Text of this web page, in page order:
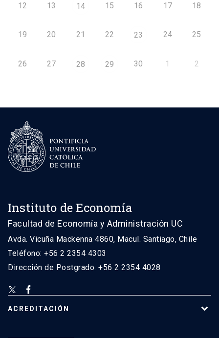
12 13 14 15 16 17 18
19 20 21 22 23 24 25
26 27 28 29 30 1 2
Instituto de Economía
Facultad de Economía y Administración UC
Avda. Vicuña Mackenna 4860, Macul. Santiago, Chile
Teléfono: +56 2 2354 4303
Dirección de Postgrado: +56 2 2354 4028
ACREDITACIÓN